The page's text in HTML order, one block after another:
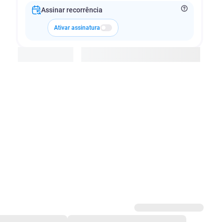
Assinar recorrência
Ativar assinatura